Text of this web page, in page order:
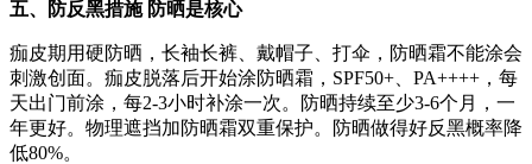
五、防反黑措施 防晒是核心
痂皮期用硬防晒，长袖长裤、戴帽子、打伞，防晒霜不能涂会
刺激创面。痂皮脱落后开始涂防晒霜，SPF50+、PA++++，每
天出门前涂，每2-3小时补涂一次。防晒持续至少3-6个月，一
年更好。物理遮挡加防晒霜双重保护。防晒做得好反黑概率降
低80%。